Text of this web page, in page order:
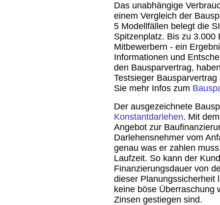
Das unabhängige
einem Vergleich der
5 Modellfällen belegt die
Spitzenplatz. Bis zu 3.000
Mitbewerbern - ein
Informationen und
den Bausparvertrag,
Testsieger
Sie mehr Infos zum
Der ausgezeichnete
Konstantdarlehen. Mit
Angebot zur
Darlehensnehmer vom
genau was er zahlen
Laufzeit. So kann der
Finanzierungsdauer von
dieser Planungssicherheit
keine böse Überraschung
Zinsen gestiegen sind.